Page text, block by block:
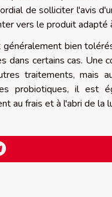
de solliciter l'avis
vers le produit
bien
dans certains cas. Une
traitements, mais
probiotiques, il est
au frais et à l'abri de la